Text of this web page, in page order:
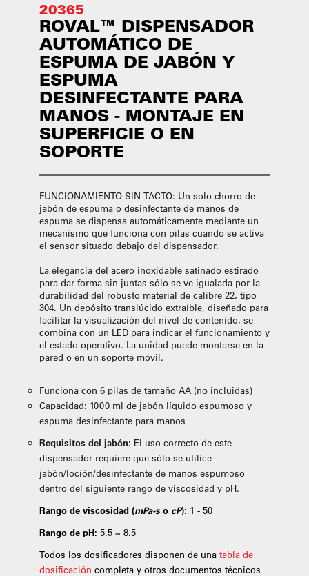
20365
ROVAL™ DISPENSADOR
AUTOMÁTICO DE
ESPUMA DE JABÓN Y
ESPUMA
DESINFECTANTE PARA
MANOS - MONTAJE EN
SUPERFICIE O EN
SOPORTE
FUNCIONAMIENTO SIN TACTO: Un solo chorro de
jabón de espuma o desinfectante de manos de
espuma se dispensa automáticamente mediante un
mecanismo que funciona con pilas cuando se activa
el sensor situado debajo del dispensador.
La elegancia del acero inoxidable satinado estirado
para dar forma sin juntas sólo se ve igualada por la
durabilidad del robusto material de calibre 22, tipo
304. Un depósito translúcido extraíble, diseñado para
facilitar la visualización del nivel de contenido, se
combina con un LED para indicar el funcionamiento y
el estado operativo. La unidad puede montarse en la
pared o en un soporte móvil.
Funciona con 6 pilas de tamaño AA (no incluidas)
Capacidad: 1000 ml de jabón líquido espumoso y
espuma desinfectante para manos
Requisitos del jabón: El uso correcto de este
dispensador requiere que sólo se utilice
jabón/loción/desinfectante de manos espumoso
dentro del siguiente rango de viscosidad y pH.
Rango de viscosidad (mPa-so cP): 1 - 50
Rango de pH: 5.5 ~ 8.5
Todos los dosificadores disponen de una tabla de
dosificación completa y otros documentos técnicos